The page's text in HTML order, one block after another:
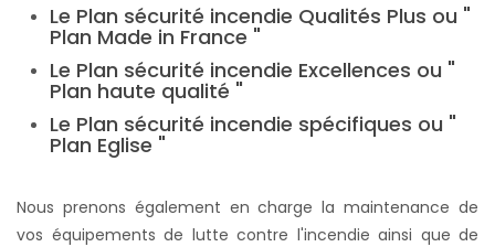
Le Plan sécurité incendie Qualités Plus ou "
Plan Made in France "
Le Plan sécurité incendie Excellences ou "
Plan haute qualité "
Le Plan sécurité incendie spécifiques ou "
Plan Eglise "
Nous prenons également en charge la maintenance de
vos équipements de lutte contre l'incendie ainsi que de